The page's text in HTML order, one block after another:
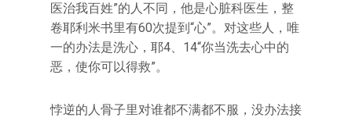
医治我百姓”的人不同，他是心脏科医生，整
卷耶利米书里有60次提到“心”。对这些人，唯
一的办法是洗心，耶4、14“你当洗去心中的
恶，使你可以得救”。
悖逆的人骨子里对谁都不满都不服，没办法接